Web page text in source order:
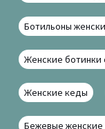
Ботильоны
Женские ботинки
Женские кеды
Бежевые женские